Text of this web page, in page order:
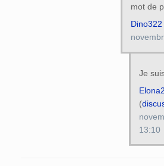
mot de
Dino322
Je
(
13:10